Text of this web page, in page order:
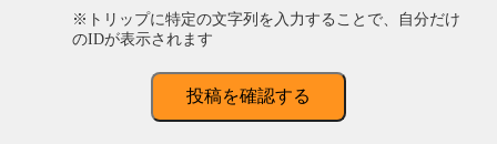
※トリップに特定の文字列を入力することで、自分だけ
のIDが表示されます
投稿を確認する